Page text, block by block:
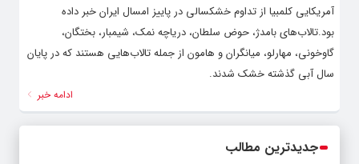
آمریکایی کلمبیا از تداوم خشکسالی در پاییز امسال ایران خبر داده
بود.تالاب‌های بامدژ، حوض سلطان، دریاچه نمک، شیمبار، بختگان،
گاوخونی، مهارلو، میانگران و هامون از جمله تالاب‌هایی هستند که در پایان
سال آبی گذشته خشک شدند.
ادامه خبر
جدیدترین مطالب